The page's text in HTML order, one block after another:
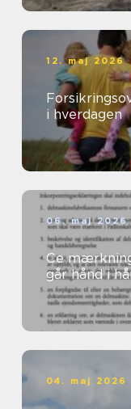
12. maj 2026
i hverdagen
06. maj 2026
Ce mærkning når sikkerhed og
går hånd i
04. maj 2026